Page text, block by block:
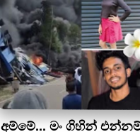
අම්මේ... මං ගිහින්